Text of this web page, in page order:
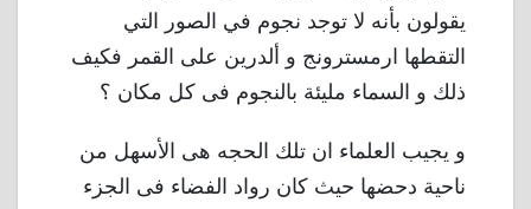
يقولون بأنه لا توجد نجوم في الصور التي
التقطها ارمسترونج و ألدرين على القمر فكيف
ذلك و السماء مليئة بالنجوم فى كل مكان ؟
و يجيب العلماء ان تلك الحجه هى الأسهل من
ناحية دحضها حيث كان رواد الفضاء فى الجزء